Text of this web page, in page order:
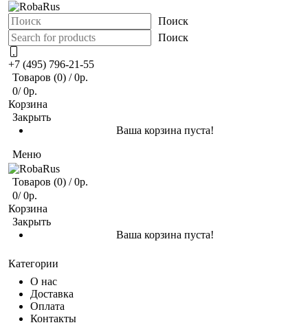
Поиск
Поиск
+7 (495) 796-21-55
Товаров (0) /0р.
0/0р.
Корзина
Закрыть
Ваша корзина пуста!
Меню
Товаров (0) /0р.
0/0р.
Корзина
Закрыть
Ваша корзина пуста!
Категории
О нас
Доставка
Оплата
Контакты